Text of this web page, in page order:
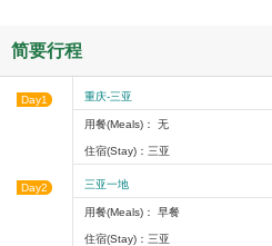
简要行程
Day1 重庆-三亚
用餐(Meals)： 无
住宿(Stay)：三亚
Day2 三亚一地
用餐(Meals)： 早餐
住宿(Stay)：三亚